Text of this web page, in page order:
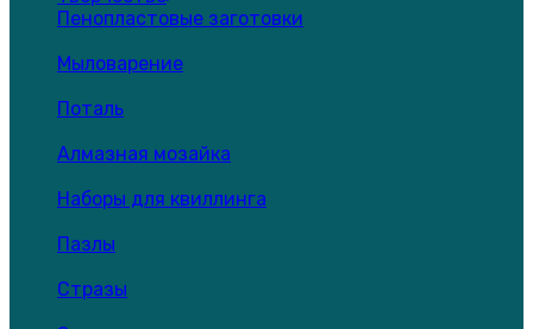
Пенопластовые заготовки
Мыловарение
Поталь
Алмазная мозайка
Наборы для квиллинга
Пазлы
Стразы